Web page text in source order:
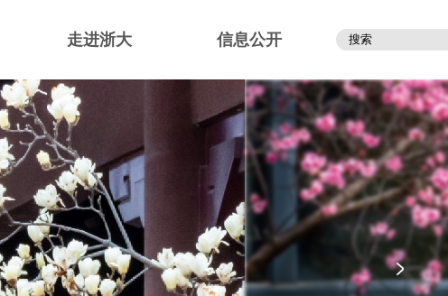
走进浙大 信息公开